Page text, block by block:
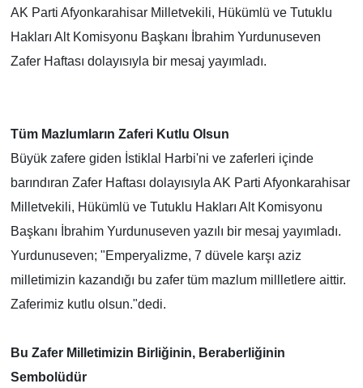
AK Parti Afyonkarahisar Milletvekili, H üküml ü ve Tutuklu
Hakları Alt Komisyonu Başkanı İbrahim Yurdunuseven
Zafer Haftası dolayısıyla bir mesaj yayımladı.
Tüm Mazlumların Zaferi Kutlu Olsun
Büyük zafere giden İstiklal Harbi'ni ve zaferleri içinde
barındıran Zafer Haftası dolayısıyla AK Parti Afyonkarahisar
Milletvekili, H üküml ü ve Tutuklu Hakları Alt Komisyonu
Başkanı İbrahim Yurdunuseven yazılı bir mesaj yayımladı.
Yurdunuseven; "Emperyalizme, 7 düvele karşı aziz
milletimizin kazandığı bu zafer tüm mazlum millletlere aittir.
Zaferimiz kutlu olsun."dedi.
Bu Zafer Milletimizin Birliğinin, Beraberliğinin
Sembol üd ür